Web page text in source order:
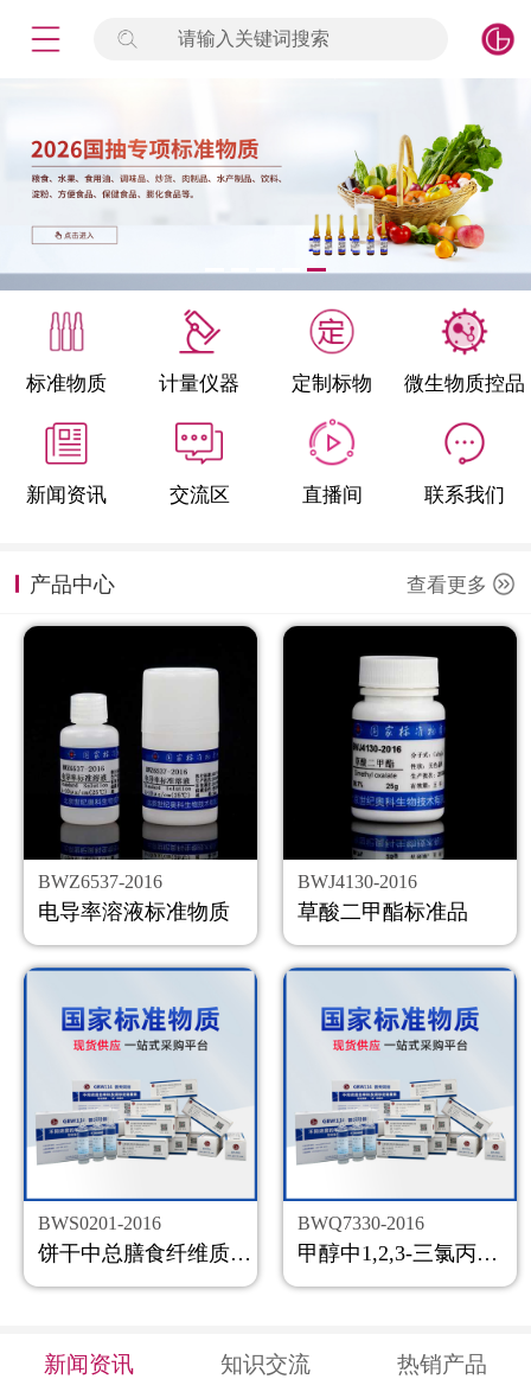
请输入关键词搜索
标准物质 计量仪器 定制标物 微生物质控品
新闻资讯 交流区 直播间 联系我们
产品中心 查看更多
BWZ6537-2016
电导率溶液标准物质
BWJ4130-2016
草酸二甲酯标准品
BWS0201-2016
饼干中总膳食纤维质控样品
BWQ7330-2016
甲醇中1,2,3-三氯丙烷溶液标准物质
新闻资讯 知识交流 热销产品
标准物质
产品专项
微生物检测/质控品
定制标物
定制仪器
新闻资讯
公司主页
购物车
会员中心
联系我们
返回主页